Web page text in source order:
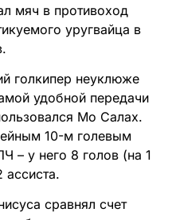
мяч в противоход
уругвайца в
голкипер неуклюже
удобной передачи
Мо Салах.
10-м голевым
– у него 8 голов (на 1
сравнял счет